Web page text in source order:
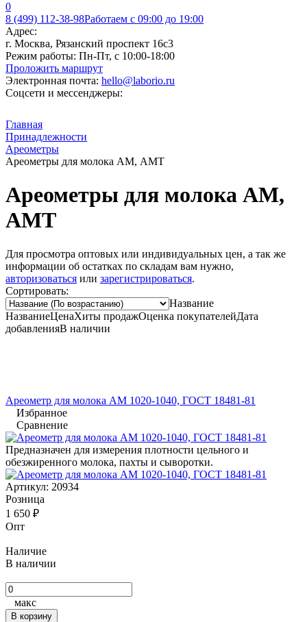
0
8 (499) 112-38-98Работаем с 09:00 до 19:00
Адрес:
г. Москва, Рязанский проспект 16с3
Режим работы: Пн-Пт, с 10:00-18:00
Проложить маршрут
Электронная почта: hello@laborio.ru
Соцсети и мессенджеры:
Главная
Принадлежности
Ареометры
Ареометры для молока АМ, АМТ
Ареометры для молока АМ,
АМТ
Для просмотра оптовых или индивидуальных цен, а так же
информации об остатках по складам вам нужно,
авторизоваться или зарегистрироваться.
Сортировать:
Название
НазваниеЦенаХиты продажОценка покупателейДата
добавленияВ наличии
Ареометр для молока АМ 1020-1040, ГОСТ 18481-81
Избранное
Сравнение
Предназначен для измерения плотности цельного и
обезжиренного молока, пахты и сыворотки.
Артикул: 20934
Розница
1 650 ₽
Опт
Наличие
В наличии
макс
В корзину